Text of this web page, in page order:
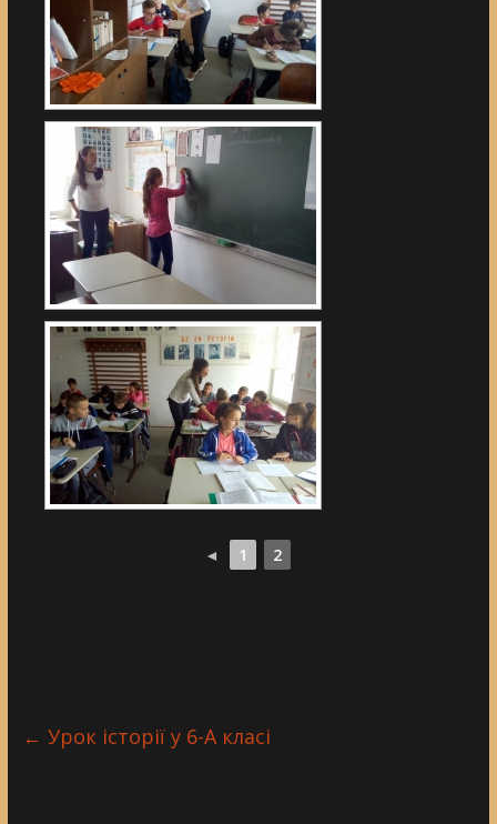
◄ 1 2
← Урок історії у 6-А класі